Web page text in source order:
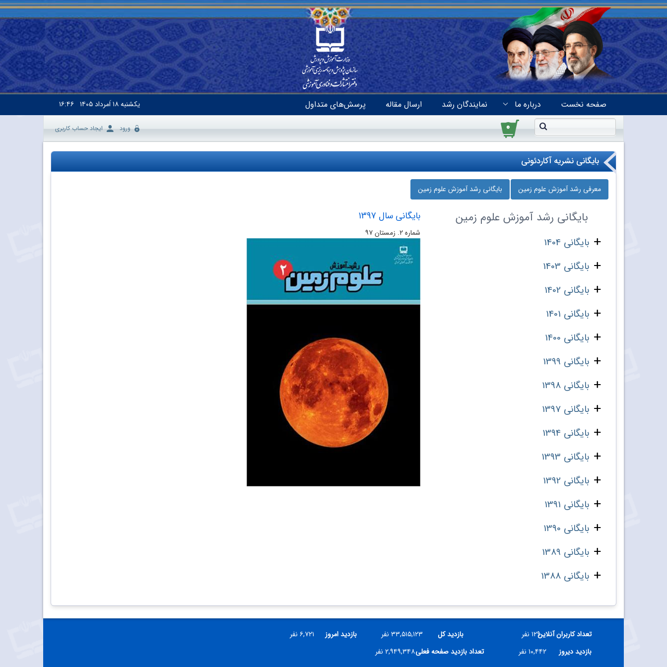
صفحه نخست درباره ما نمایندگان رشد ارسال مقاله پرسش‌های متداول یکشنبه۱۸ اَمرداد ۱۴۰۵ ۱۶:۴۶
۰ ورود ایجاد حساب کاربری
بایگانی نشریه آکاردئونی
معرفی رشد آموزش علوم زمین بایگانی رشد آموزش علوم زمین
بایگانی رشد آموزش علوم زمین
بایگانی 1404
بایگانی 1403
بایگانی 1402
بایگانی 1401
بایگانی 1400
بایگانی 1399
بایگانی 1398
بایگانی 1397
بایگانی 1394
بایگانی 1393
بایگانی 1392
بایگانی 1391
بایگانی 1390
بایگانی 1389
بایگانی 1388
بایگانی سال 1397
شماره ۲. زمستان ۹۷
تعداد کاربران آنلاین۱۲۹ نفر بازدید کل ۳۳,۵۱۵,۱۲۳ نفر بازدید امروز
۶,۷۲۱ نفر
بازدید دیروز
۱۰,۴۴۲ نفر تعداد بازدید صفحه فعلی۲,۹۴۹,۳۴۸ نفر